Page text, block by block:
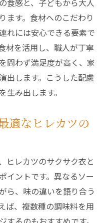
食感と、子どもから大人
ます。食材へのこだわり
れには安心できる要素で
材を活用し、職人が丁寧
問わず満足度が高く、家
出します。こうした配慮
み出します。
適なヒレカツの
ヒレカツのサクサク衣と
イントです。異なるソー
ら、味の違いを語り合う
ば、複数種の調味料を用